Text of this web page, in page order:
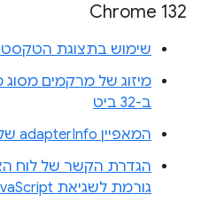
Chrome 132
שימוש בתצוגת
ב-32 ביט
המאפיין adapterInfo של GPUDevice
הגדרת הקשר של לוח
גורמת לשגיאת JavaScript